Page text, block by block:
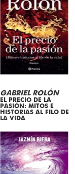
GABRIEL ROLÓN
EL PRECIO DE LA
PASIÓN: MITOS E
HISTORIAS AL FILO DE
LA VIDA